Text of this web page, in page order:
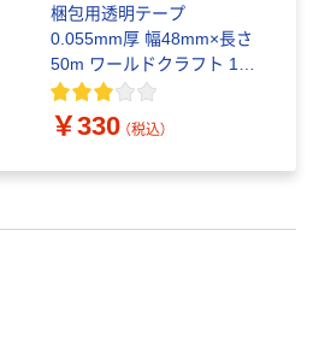
梱包用透明テープ
0.055mm厚 幅48mm×長さ
50m ワールドクラフト 1パ
ック（カッター+1巻）
￥330 （税込）